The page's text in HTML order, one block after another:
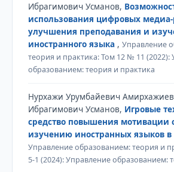
Ибрагимович Усманов,
использования цифровых медиа-
улучшения преподавания и
иностранного языка , Управление
теория и практика: Том 12 № 11 (2022):
образованием: теория и практика
Нурхажи Урумбайевич
Ибрагимович Усманов, Игровые
средство повышения мотивации
изучению иностранных языков в
Управление образованием: теория и
5-1 (2024): Управление образованием: